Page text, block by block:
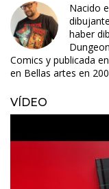
Nacido
haber
Comics y publicada
en Bellas artes en
VÍDEO